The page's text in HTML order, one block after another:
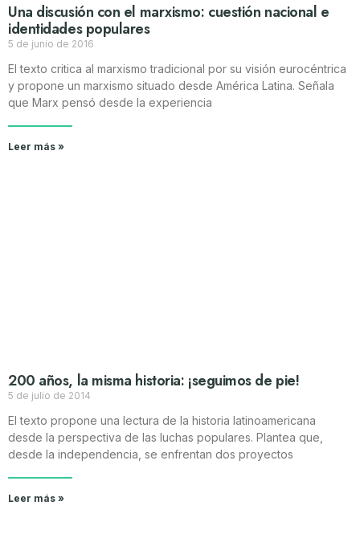
Una discusión con el marxismo: cuestión nacional e
identidades populares
5 de junio de 2016
El texto critica al marxismo tradicional por su visión eurocéntrica
y propone un marxismo situado desde América Latina. Señala
que Marx pensó desde la experiencia
Leer más »
200 años, la misma historia: ¡seguimos de pie!
5 de julio de 2014
El texto propone una lectura de la historia latinoamericana
desde la perspectiva de las luchas populares. Plantea que,
desde la independencia, se enfrentan dos proyectos
Leer más »